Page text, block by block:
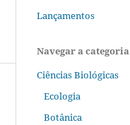
Lançamentos
Navegar a categoria
Ciências Biológicas
Ecologia
Botânica